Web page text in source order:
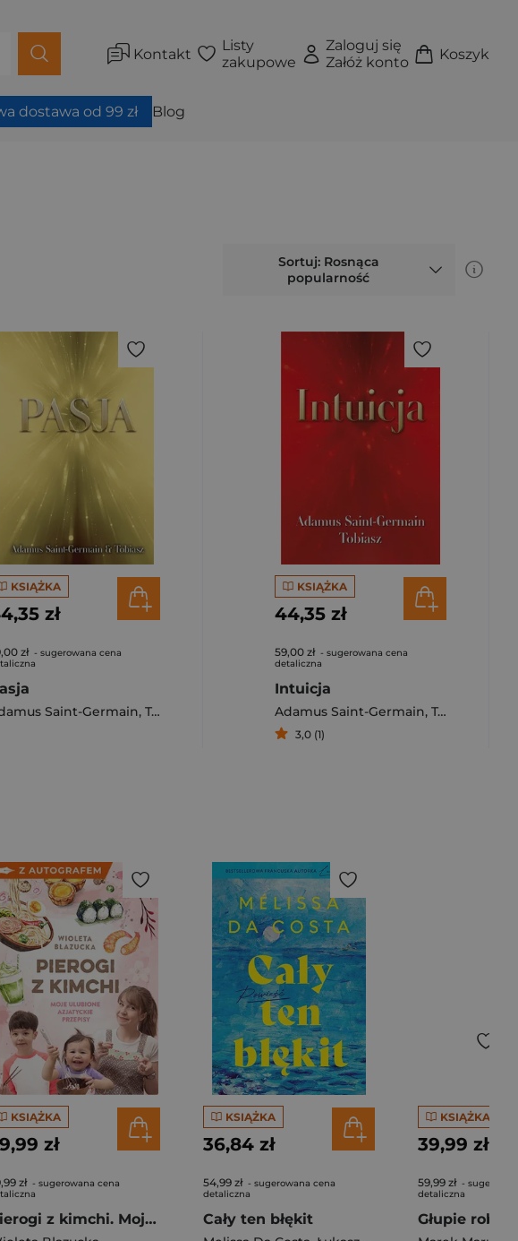
Kontakt
Listy
zakupowe
Zaloguj się
Załóż konto
Koszyk
dostawa od 99 zł Blog
Sortuj: Rosnąca
popularność
KSIĄŻKA
zł
zł - sugerowana cena
Saint-Germain, Tobiasz
KSIĄŻKA
44,35 zł
59,00 zł - sugerowana cena
detaliczna
Intuicja
Adamus Saint-Germain, Tobiasz
3,0 (1)
KSIĄŻKA
zł
zł - sugerowana cena
Pierogi z kimchi. Moje ulubione azjatyckie przepisy - książka z autografem
KSIĄŻKA
36,84 zł
54,99 zł - sugerowana cena
detaliczna
Cały ten błękit
KSIĄŻKA
39,99 zł
59,99 zł -
detaliczna